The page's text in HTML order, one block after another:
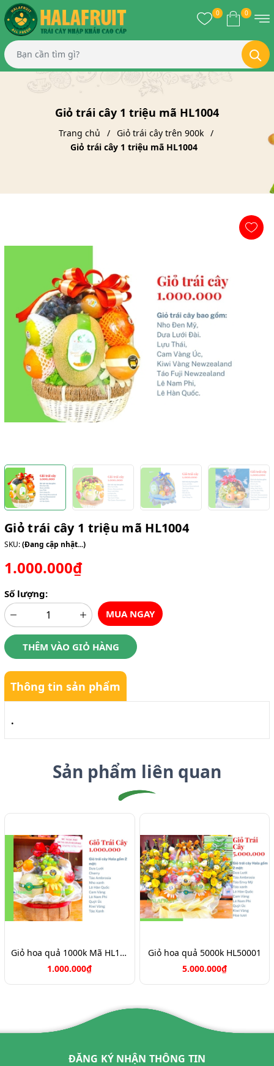
0 0
Giỏ trái cây 1 triệu mã HL1004
Trang chủ
Giỏ trái cây trên 900k
Giỏ trái cây 1 triệu mã HL1004
Giỏ trái cây 1 triệu mã HL1004
SKU:(Đang cập nhật...)
1.000.000₫
Số lượng:
MUA NGAY
THÊM VÀO GIỎ HÀNG
Thông tin sản phẩm
.
Sản phẩm liên quan
Giỏ hoa quả 1000k Mã HL1051
1.000.000₫
Giỏ hoa quả 5000k HL50001
5.000.000₫
ĐĂNG KÝ NHẬN THÔNG TIN